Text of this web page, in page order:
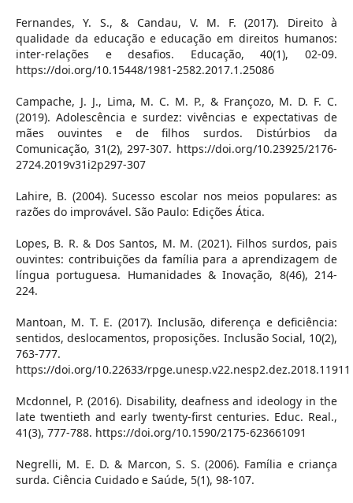
Fernandes, Y. S., & Candau, V. M. F. (2017). Direito à
qualidade da educação e educação em direitos humanos:
inter-relações e desafios. Educação, 40(1), 02-09.
https://doi.org/10.15448/1981-2582.2017.1.25086
Campache, J. J., Lima, M. C. M. P., & Françozo, M. D. F. C.
(2019). Adolescência e surdez: vivências e expectativas de
mães ouvintes e de filhos surdos. Distúrbios da
Comunicação, 31(2), 297-307. https://doi.org/10.23925/2176-
2724.2019v31i2p297-307
Lahire, B. (2004). Sucesso escolar nos meios populares: as
razões do improvável. São Paulo: Edições Ática.
Lopes, B. R. & Dos Santos, M. M. (2021). Filhos surdos, pais
ouvintes: contribuições da família para a aprendizagem de
língua portuguesa. Humanidades & Inovação, 8(46), 214-
224.
Mantoan, M. T. E. (2017). Inclusão, diferença e deficiência:
sentidos, deslocamentos, proposições. Inclusão Social, 10(2),
763-777.
https://doi.org/10.22633/rpge.unesp.v22.nesp2.dez.2018.11911
Mcdonnel, P. (2016). Disability, deafness and ideology in the
late twentieth and early twenty-first centuries. Educ. Real.,
41(3), 777-788. https://doi.org/10.1590/2175-623661091
Negrelli, M. E. D. & Marcon, S. S. (2006). Família e criança
surda. Ciência Cuidado e Saúde, 5(1), 98-107.